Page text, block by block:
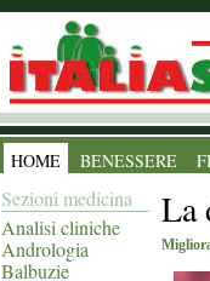
HOME BENESSERE
Sezioni medicina
Analisi cliniche
Andrologia
Balbuzie
La